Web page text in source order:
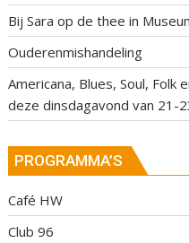
Bij Sara op de thee in
Ouderenmishandeling
Americana, Blues, Soul, Folk
deze dinsdagavond van 21-
PROGRAMMA’S
Café HW
Club 96